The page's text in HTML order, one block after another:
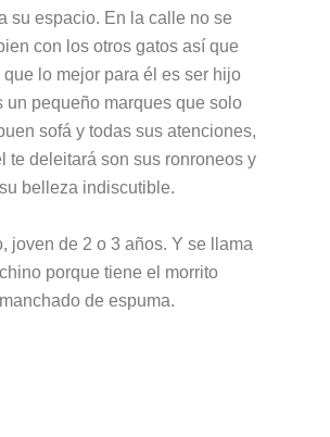
su espacio. En la calle no se
con los otros gatos así que
que lo mejor para él es ser hijo
un pequeño marques que solo
sofá y todas sus atenciones,
te deleitará son sus ronroneos y
su belleza indiscutible.
joven de 2 o 3 años. Y se llama
porque tiene el morrito
manchado de espuma.